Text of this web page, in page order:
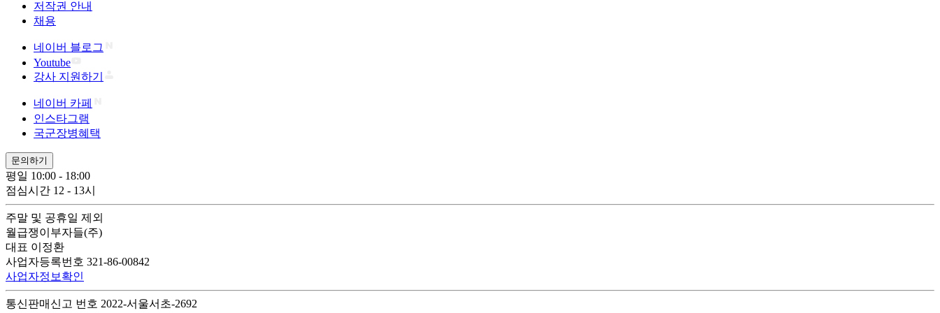
저작권 안내
채용
네이버 블로그
Youtube
강사 지원하기
네이버 카페
인스타그램
국군장병혜택
문의하기
평일 10:00 - 18:00
점심시간 12 - 13시
주말 및 공휴일 제외
월급쟁이부자들(주)
대표 이정환
사업자등록번호 321-86-00842
사업자정보확인
통신판매신고 번호 2022-서울서초-2692